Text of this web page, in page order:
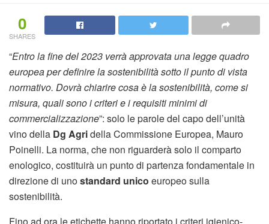
0
SHARES
“Entro la fine del 2023 verrà approvata una legge quadro
europea per definire la sostenibilità sotto il punto di vista
normativo. Dovrà chiarire cosa è la sostenibilità, come si
misura, quali sono i criteri e i requisiti minimi di
commercializzazione”: solo le parole del capo dell’unità
vino della Dg Agridella Commissione Europea, Mauro
Poinelli. La norma, che non riguarderà solo il comparto
enologico, costituirà un punto di partenza fondamentale in
direzione di unostandard unico europeo sulla
sostenibilità.